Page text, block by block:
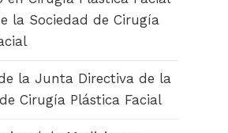
la Sociedad de Cirugía
la Junta Directiva de la
Cirugía Plástica Facial